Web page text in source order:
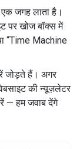
जगह लाता है।
पर खोज बॉक्स में
“Time Machine
जोड़ते हैं। अगर
की न्यूज़लेटर
— हम जवाब देंगे